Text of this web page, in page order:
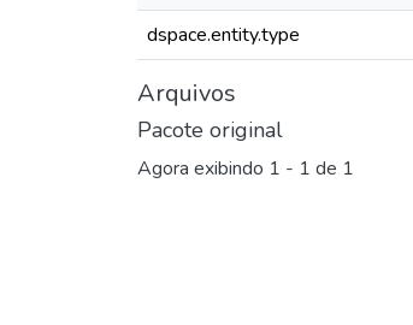
dspace.entity.type
Arquivos
Pacote original
Agora exibindo 1 - 1 de 1